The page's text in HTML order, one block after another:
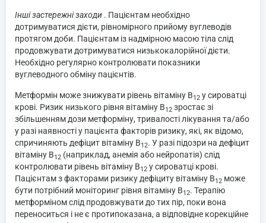
Інші застережні заходи . Пацієнтам необхідно
дотримуватися дієти, рівномірного прийому вуглеводів
протягом доби. Пацієнтам із надмірною масою тіла слід
продовжувати дотримуватися низькокалорійної дієти.
Необхідно регулярно контролювати показники
вуглеводного обміну пацієнтів.
Метформін може знижувати рівень вітаміну В12 у сироватці
крові. Ризик низького рівня вітаміну B12 зростає зі
збільшенням дози метформіну, тривалості лікування та/або
у разі наявності у пацієнта факторів ризику, які, як відомо,
спричиняють дефіцит вітаміну B12. У разі підозри на дефіцит
вітаміну В12 (наприклад, анемія або нейропатія) слід
контролювати рівень вітаміну В12 у сироватці крові.
Пацієнтам з факторами ризику дефіциту вітаміну В12 може
бути потрібний моніторинг рівня вітаміну В12. Терапію
метформіном слід продовжувати до тих пір, поки вона
переноситься і не є протипоказана, а відповідне корекційне